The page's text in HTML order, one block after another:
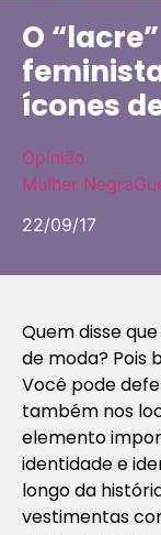
O
ícones
Opinião
Mulher Negra
22/09/17
Quem disse
de moda? Pois
Você pode
também nos
elemento
identidade e
longo da
vestimentas